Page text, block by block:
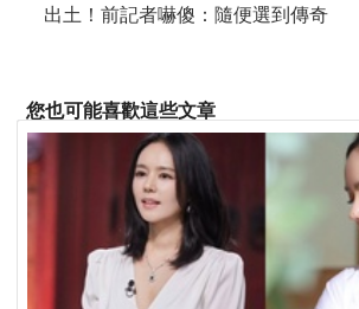
出土！前記者嚇傻：隨便選到傳奇
您也可能喜歡這些文章